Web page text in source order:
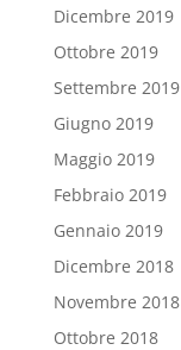
Dicembre 2019
Ottobre 2019
Settembre 2019
Giugno 2019
Maggio 2019
Febbraio 2019
Gennaio 2019
Dicembre 2018
Novembre 2018
Ottobre 2018